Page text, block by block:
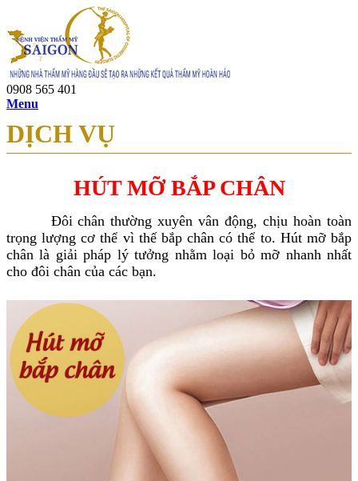
0908 565 401
Menu
DỊCH VỤ
HÚT MỠ BẮP CHÂN
Đôi chân thường xuyên vân động, chịu hoàn toàn
trọng lượng cơ thể vì thế bắp chân có thể to. Hút mỡ bắp
chân là giải pháp lý tưởng nhằm loại bỏ mỡ nhanh nhất
cho đôi chân của các bạn.